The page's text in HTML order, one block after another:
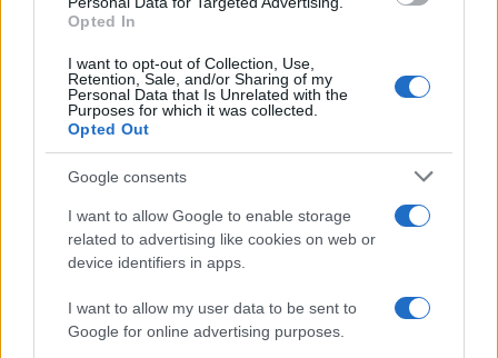
Opted In
I want to opt-out of Collection, Use,
Retention, Sale, and/or Sharing of my
Personal Data that Is Unrelated with the
Purposes for which it was collected.
Opted Out
Google consents
I want to allow Google to enable storage
related to advertising like cookies on web or
device identifiers in apps.
I want to allow my user data to be sent to
Google for online advertising purposes.
Vedi su Amazon
da sci ha la linea di EPS, è pure dotato di un
sistema di sicurezza Spin. È particolarmente
robusto, i materiali di cui è costruito sono di
ultimissima generazione. Il casco da sci è
funzionale e il massimo per quello che
concerne la sicurezza.
Vedi su Amazon
Vedi su Amazon